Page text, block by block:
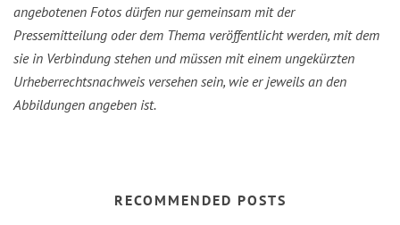
angebotenen Fotos dürfen nur gemeinsam mit der
Pressemitteilung oder dem Thema veröffentlicht werden, mit dem
sie in Verbindung stehen und müssen mit einem ungekürzten
Urheberrechtsnachweis versehen sein, wie er jeweils an den
Abbildungen angeben ist.
RECOMMENDED POSTS